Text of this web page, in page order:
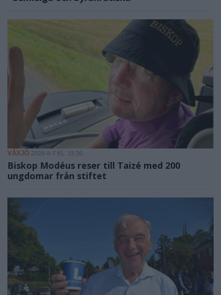
VÄXJÖ 2026-8-7 KL. 15:30
Biskop Modéus reser till Taizé med 200
ungdomar från stiftet